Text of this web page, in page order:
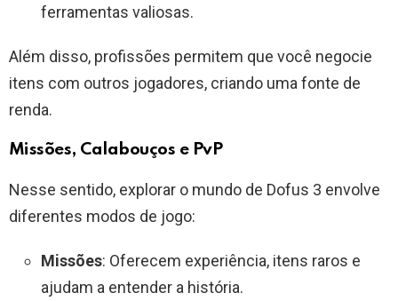
ferramentas valiosas.
Além disso, profissões permitem que você negocie
itens com outros jogadores, criando uma fonte de
renda.
Missões, Calabouços e PvP
Nesse sentido, explorar o mundo de Dofus 3 envolve
diferentes modos de jogo:
Missões: Oferecem experiência, itens raros e
ajudam a entender a história.